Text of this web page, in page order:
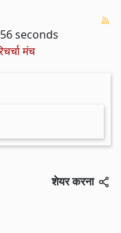
seconds
मंच
शेयर करना